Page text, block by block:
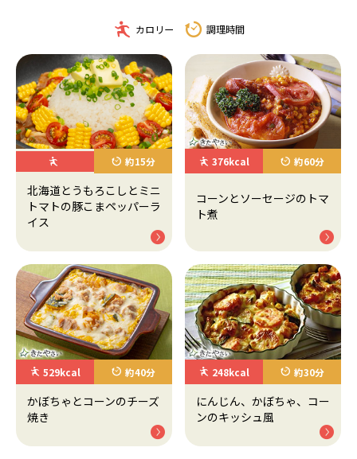
カロリー 調理時間
約15分
北海道とうもろこしとミニ
トマトの豚こまペッパーラ
イス
376kcal 約60分
コーンとソーセージのトマ
ト煮
529kcal 約40分
かぼちゃとコーンのチーズ
焼き
248kcal 約30分
にんじん、かぼちゃ、コー
ンのキッシュ風